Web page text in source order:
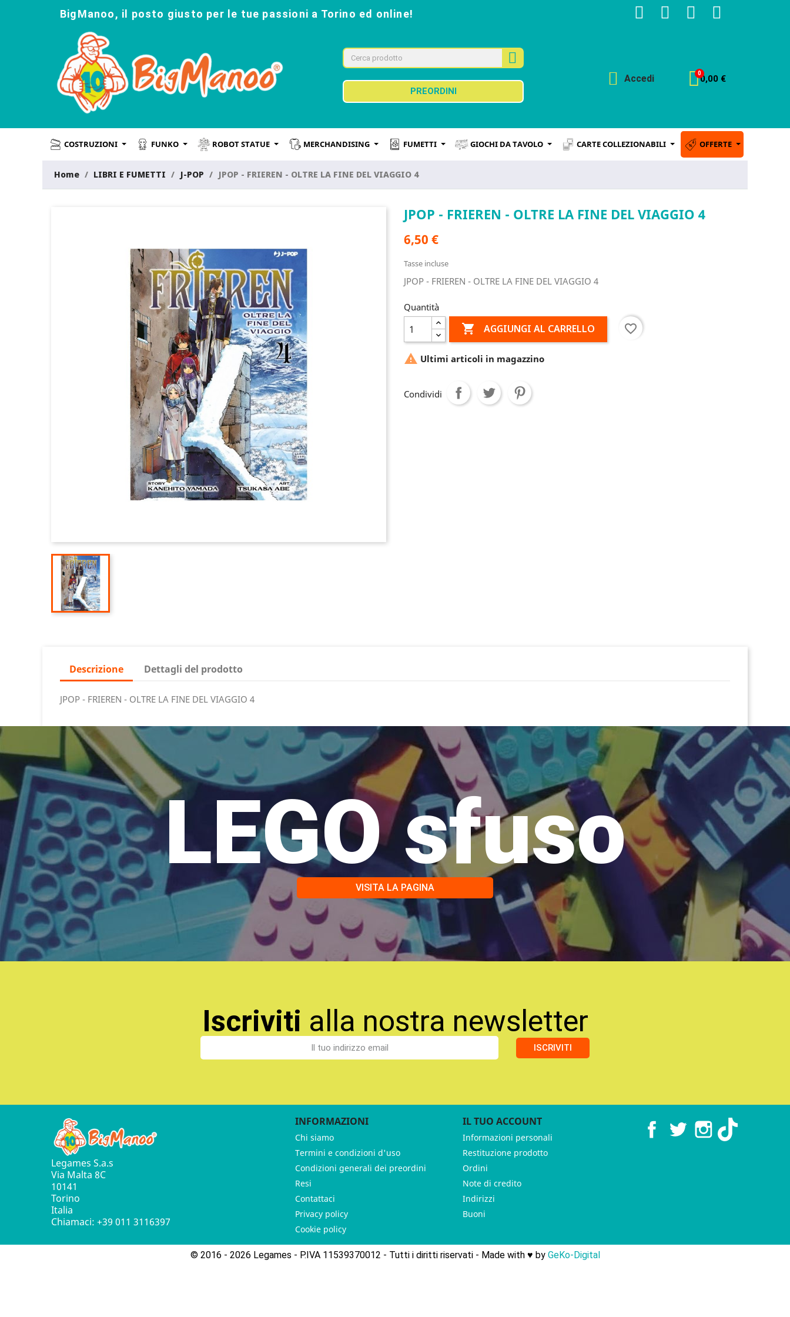
BigManoo, il posto giusto per le tue passioni a Torino ed online!
PREORDINI
Accedi 0,00 €
COSTRUZIONI FUNKO ROBOT STATUE MERCHANDISING FUMETTI GIOCHI DA TAVOLO CARTE COLLEZIONABILI OFFERTE
Home LIBRI E FUMETTI J-POP JPOP - FRIEREN - OLTRE LA FINE DEL VIAGGIO 4
JPOP - FRIEREN - OLTRE LA FINE DEL VIAGGIO 4
6,50 €
Tasse incluse
JPOP - FRIEREN - OLTRE LA FINE DEL VIAGGIO 4
Quantità
 AGGIUNGI AL CARRELLO favorite_border
 Ultimi articoli in magazzino
Condividi
Descrizione Dettagli del prodotto
JPOP - FRIEREN - OLTRE LA FINE DEL VIAGGIO 4
LEGO sfuso
VISITA LA PAGINA
Iscriviti alla nostra newsletter
ISCRIVITI
Legames S.a.s
Via Malta 8C
10141
Torino
Italia
Chiamaci: +39 011 3116397
INFORMAZIONI
Chi siamo
Termini e condizioni d'uso
Condizioni generali dei preordini
Resi
Contattaci
Privacy policy
Cookie policy
IL TUO ACCOUNT
Informazioni personali
Restituzione prodotto
Ordini
Note di credito
Indirizzi
Buoni
FacebookTwitter Instagram
© 2016 - 2026 Legames - P.IVA 11539370012 - Tutti i diritti riservati - Made with ♥︎ by GeKo-Digital